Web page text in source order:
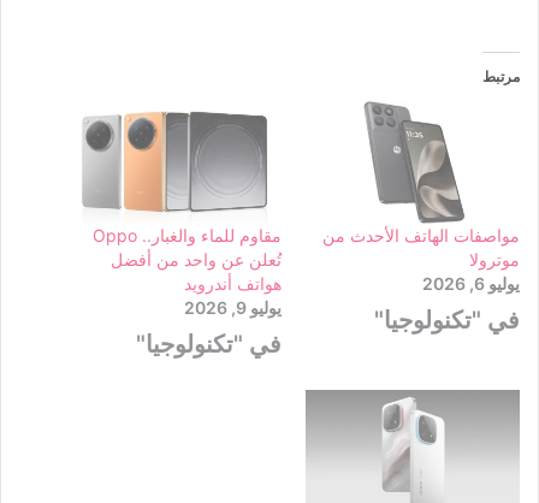
مرتبط
مواصفات الهاتف الأحدث من
موترولا
يوليو 6, 2026
في "تكنولوجيا"
مقاوم للماء والغبار.. Oppo
تُعلن عن واحد من أفضل
هواتف أندرويد
يوليو 9, 2026
في "تكنولوجيا"